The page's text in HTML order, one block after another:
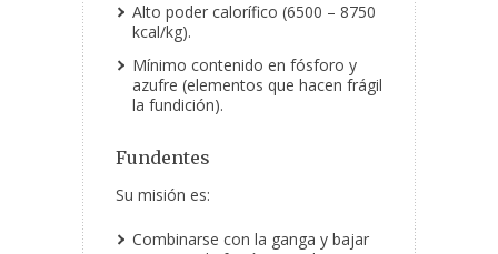
Alto poder calorífico (6500 – 8750
kcal/kg).
Mínimo contenido en fósforo y
azufre (elementos que hacen frágil
la fundición).
Fundentes
Su misión es:
Combinarse con la ganga y bajar